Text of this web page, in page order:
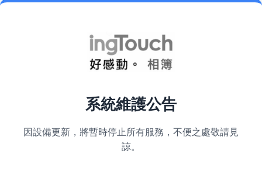
系統維護公告
因設備更新，將暫時停止所有服務，不便之處敬請見
諒。